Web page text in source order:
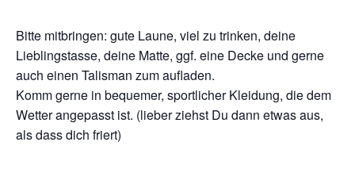
Bitte mitbringen: gute Laune, viel zu trinken, deine
Lieblingstasse, deine Matte, ggf. eine Decke und gerne
auch einen Talisman zum aufladen.
Komm gerne in bequemer, sportlicher Kleidung, die dem
Wetter angepasst ist. (lieber ziehst Du dann etwas aus,
als dass dich friert)